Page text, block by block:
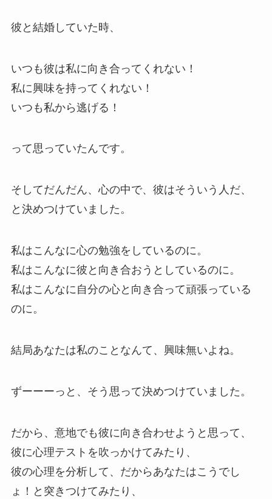
彼と結婚していた時、
いつも彼は私に向き合ってくれない！
私に興味を持ってくれない！
いつも私から逃げる！
って思っていたんです。
そしてだんだん、心の中で、彼はそういう人だ、
と決めつけていました。
私はこんなに心の勉強をしているのに。
私はこんなに彼と向き合おうとしているのに。
私はこんなに自分の心と向き合って頑張っている
のに。
結局あなたは私のことなんて、興味無いよね。
ずーーーっと、そう思って決めつけていました。
だから、意地でも彼に向き合わせようと思って、
彼に心理テストを吹っかけてみたり、
彼の心理を分析して、だからあなたはこうでし
ょ！と突きつけてみたり、